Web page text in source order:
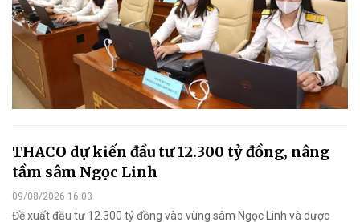
THACO dự kiến đầu tư 12.300 tỷ đồng, nâng
tầm sâm Ngọc Linh
09/08/2026 16:03
Đề xuất đầu tư 12.300 tỷ đồng vào vùng sâm Ngọc Linh và dược